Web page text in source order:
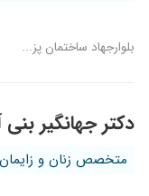
بلوارجهاد ساختمان پز...
دکتر جهانگیر بنی
متخصص زنان و زایمان